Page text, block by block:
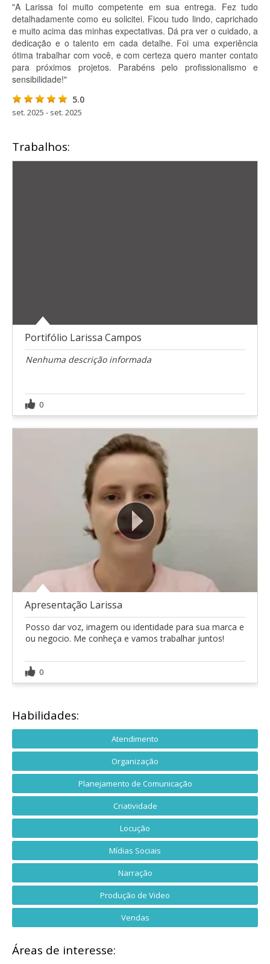
"A Larissa foi muito competente em sua entrega. Fez tudo
detalhadamente como eu solicitei. Ficou tudo lindo, caprichado
e muito acima das minhas expectativas. Dá pra ver o cuidado, a
dedicação e o talento em cada detalhe. Foi uma experiência
ótima trabalhar com você, e com certeza quero manter contato
para próximos projetos. Parabéns pelo profissionalismo e
sensibilidade!"
5.0
set. 2025 - set. 2025
Trabalhos:
Portifólio Larissa Campos
Nenhuma descrição informada
0
Apresentação Larissa
Posso dar voz, imagem ou identidade para sua marca e
ou negocio. Me conheça e vamos trabalhar juntos!
0
Habilidades:
Atendimento
Organização
Planejamento de Comunicação
Criatividade
Locução
Mídias Sociais
Narração
Produção de Video
Vendas
Áreas de interesse: